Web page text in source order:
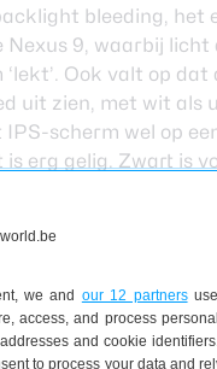
we and our 12 partnersuse
access, and process
and cookie
to process your data and
bleeding, het
Nexus 9, waarbij licht
Ook valt op
uit zien, met wit als
scherm wel op
erg gelig. Zwart is
zijkant en bieden
om echt te
is het geluid
dus, maar zijn